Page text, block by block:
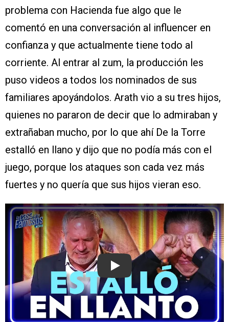
problema con Hacienda fue algo que le
comentó en una conversación al influencer en
confianza y que actualmente tiene todo al
corriente. Al entrar al zum, la producción les
puso videos a todos los nominados de sus
familiares apoyándolos. Arath vio a su tres hijos,
quienes no pararon de decir que lo admiraban y
extrañaban mucho, por lo que ahí De la Torre
estalló en llano y dijo que no podía más con el
juego, porque los ataques son cada vez más
fuertes y no quería que sus hijos vieran eso.
Play